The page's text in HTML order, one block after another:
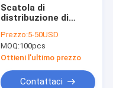
Scatola di
distribuzione di
del CE, sicurezza
della scatola di DB di
potere alta con la
finestra trasparente
Prezzo:5-50USD
MOQ:100pcs
Ottieni l'ultimo prezzo
Contattaci